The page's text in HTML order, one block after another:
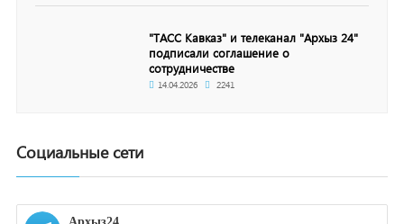
"ТАСС Кавказ" и телеканал "Архыз 24"
подписали соглашение о
сотрудничестве
14.04.2026 2241
Социальные сети